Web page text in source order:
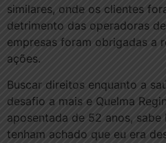
similares, onde os clientes
detrimento das operadoras
empresas foram obrigadas a
ações.
Buscar direitos enquanto a
desafio a mais e Quelma
aposentada de 52 anos, sabe
tenham achado que eu era